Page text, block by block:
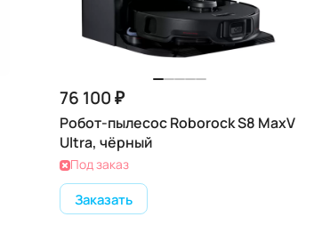
76 100 ₽
Робот-пылесос Roborock S8 MaxV
Ultra, чёрный
Под заказ
Заказать